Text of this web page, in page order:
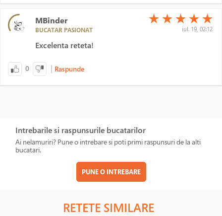
MBinder
BUCATAR PASIONAT
(*)
★ (*)
★ (*)
★ (*)
★ (*)
★
iul. 19, 02:12
Excelenta reteta!
0 | Raspunde
Intrebarile si raspunsurile bucatarilor
Ai nelamuriri? Pune o intrebare si poti primi raspunsuri de la alti
bucatari.
PUNE O INTREBARE
RETETE SIMILARE